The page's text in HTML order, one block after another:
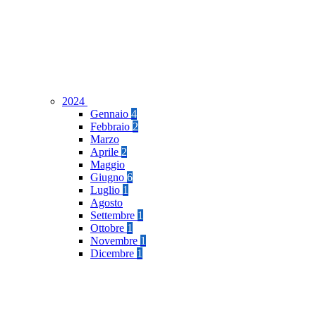
2024
Gennaio 4
Febbraio 2
Marzo
Aprile 2
Maggio
Giugno 6
Luglio 1
Agosto
Settembre 1
Ottobre 1
Novembre 1
Dicembre 1